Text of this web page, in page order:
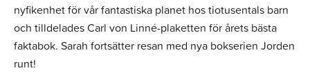
nyfikenhet för vår fantastiska planet hos tiotusentals barn
och tilldelades Carl von Linné-plaketten för årets bästa
faktabok. Sarah fortsätter resan med nya bokserien Jorden
runt!